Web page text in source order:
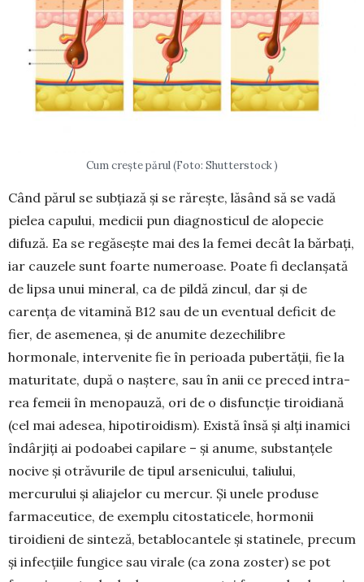
Cum crește părul (Foto: Shutterstock )
Când părul se subțiază și se rărește, lăsând să se vadă
pielea capului, medicii pun diagnosticul de alopecie
difuză. Ea se regăsește mai des la fe­mei decât la bărbați,
iar cauzele sunt foarte nume­roase. Poate fi declanșată
de lipsa unui mineral, ca de pildă zincul, dar și de
carența de vitamină B12 sau de un eventual deficit de
fier, de ase­menea, și de anumite dezechilibre
hormonale, intervenite fie în perioada pubertății, fie la
matu­ritate, după o naș­tere, sau în anii ce preced intra­
rea femeii în meno­pauză, ori de o disfuncție tiroi­diană
(cel mai ade­sea, hipotiroidism). Există însă și alți inamici
în­dâr­jiți ai podoabei capilare – și anume, substanțele
nocive și otrăvurile de tipul arsenicului, taliului,
mercurului și aliajelor cu mercur. Și unele produse
farmaceutice, de exem­plu citostaticele, hormonii
tiroidieni de sinteză, beta­blocantele și statinele, pre­cum
și infecțiile fungice sau virale (ca zona zoster) se pot